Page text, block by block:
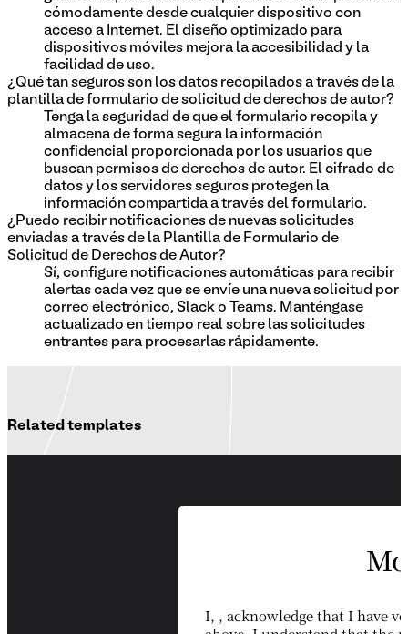
cómodamente desde cualquier dispositivo con
acceso a Internet. El diseño optimizado para
dispositivos móviles mejora la accesibilidad y la
facilidad de uso.
¿Qué tan seguros son los datos recopilados a través de la
plantilla de formulario de solicitud de derechos de autor?
Tenga la seguridad de que el formulario recopila y
almacena de forma segura la información
confidencial proporcionada por los usuarios que
buscan permisos de derechos de autor. El cifrado de
datos y los servidores seguros protegen la
información compartida a través del formulario.
¿Puedo recibir notificaciones de nuevas solicitudes
enviadas a través de la Plantilla de Formulario de
Solicitud de Derechos de Autor?
Sí, configure notificaciones automáticas para recibir
alertas cada vez que se envíe una nueva solicitud por
correo electrónico, Slack o Teams. Manténgase
actualizado en tiempo real sobre las solicitudes
entrantes para procesarlas rápidamente.
Related templates